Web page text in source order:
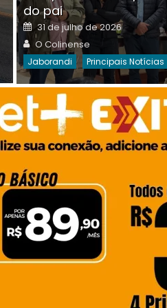
on
Destaques Da Semana
do pai
Posted
on
31 de julho de 2026
Author
O Colinense
Jaborandi Principais Notícias